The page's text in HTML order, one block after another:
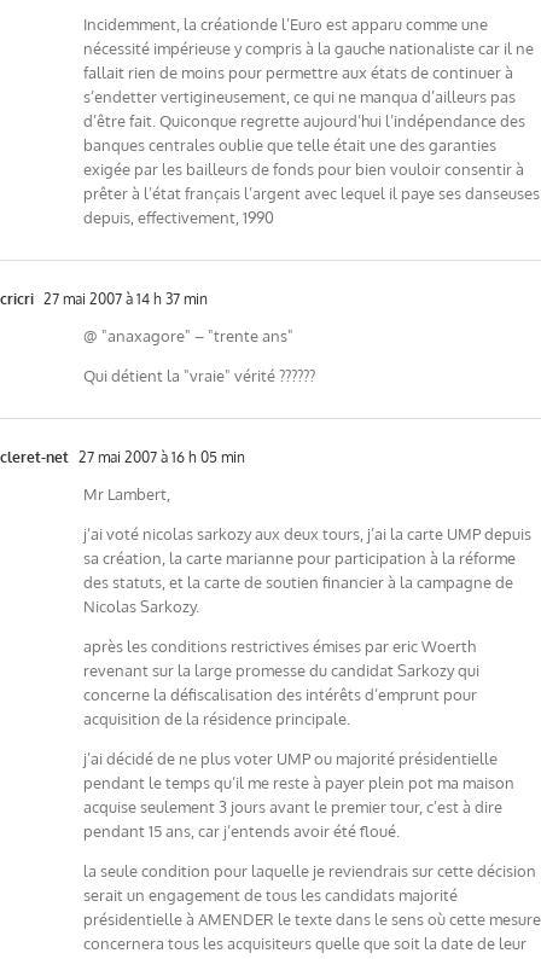
Incidemment, la créationde l’Euro est apparu comme une
nécessité impérieuse y compris à la gauche nationaliste car il ne
fallait rien de moins pour permettre aux états de continuer à
s’endetter vertigineusement, ce qui ne manqua d’ailleurs pas
d’être fait. Quiconque regrette aujourd’hui l’indépendance des
banques centrales oublie que telle était une des garanties
exigée par les bailleurs de fonds pour bien vouloir consentir à
prêter à l’état français l’argent avec lequel il paye ses danseuses
depuis, effectivement, 1990
cricri 27 mai 2007 à 14 h 37 min
@ "anaxagore" – "trente ans"
Qui détient la "vraie" vérité ??????
cleret-net 27 mai 2007 à 16 h 05 min
Mr Lambert,
j’ai voté nicolas sarkozy aux deux tours, j’ai la carte UMP depuis
sa création, la carte marianne pour participation à la réforme
des statuts, et la carte de soutien financier à la campagne de
Nicolas Sarkozy.
après les conditions restrictives émises par eric Woerth
revenant sur la large promesse du candidat Sarkozy qui
concerne la défiscalisation des intérêts d’emprunt pour
acquisition de la résidence principale.
j’ai décidé de ne plus voter UMP ou majorité présidentielle
pendant le temps qu’il me reste à payer plein pot ma maison
acquise seulement 3 jours avant le premier tour, c’est à dire
pendant 15 ans, car j’entends avoir été floué.
la seule condition pour laquelle je reviendrais sur cette décision
serait un engagement de tous les candidats majorité
présidentielle à AMENDER le texte dans le sens où cette mesure
concernera tous les acquisiteurs quelle que soit la date de leur